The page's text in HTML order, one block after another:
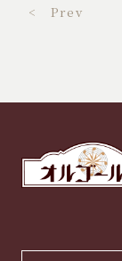
< Prev